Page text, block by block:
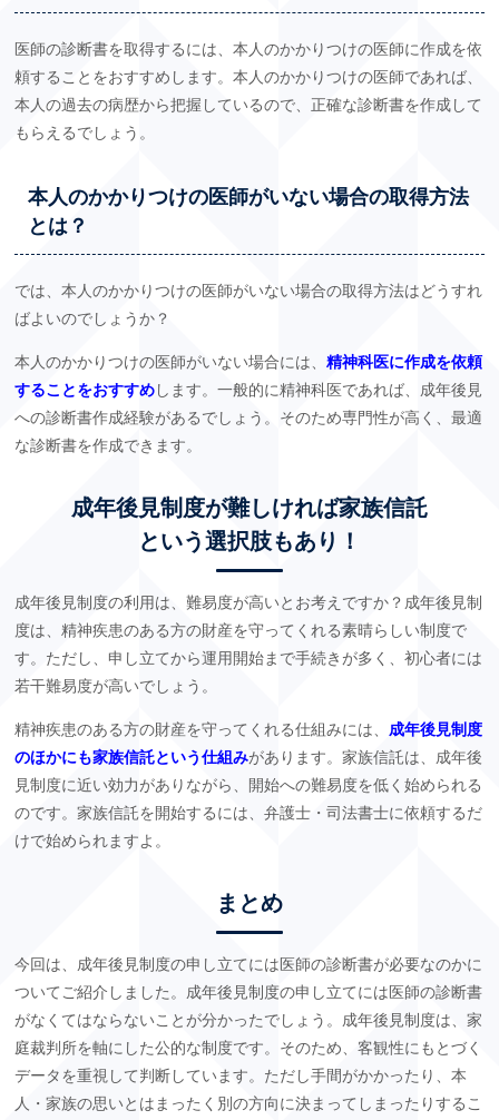
医師の診断書を取得するには、本人のかかりつけの医師に作成を依
頼することをおすすめします。本人のかかりつけの医師であれば、
本人の過去の病歴から把握しているので、正確な診断書を作成して
もらえるでしょう。
本人のかかりつけの医師がいない場合の取得方法
とは？
では、本人のかかりつけの医師がいない場合の取得方法はどうすれ
ばよいのでしょうか？
本人のかかりつけの医師がいない場合には、精神科医に作成を依頼
することをおすすめします。一般的に精神科医であれば、成年後見
への診断書作成経験があるでしょう。そのため専門性が高く、最適
な診断書を作成できます。
成年後見制度が難しければ家族信託
という選択肢もあり！
成年後見制度の利用は、難易度が高いとお考えですか？成年後見制
度は、精神疾患のある方の財産を守ってくれる素晴らしい制度で
す。ただし、申し立てから運用開始まで手続きが多く、初心者には
若干難易度が高いでしょう。
精神疾患のある方の財産を守ってくれる仕組みには、 成年後見制度
のほかにも家族信託という仕組みがあります。家族信託は、成年後
見制度に近い効力がありながら、開始への難易度を低く始められる
のです。家族信託を開始するには、弁護士・司法書士に依頼するだ
けで始められますよ。
まとめ
今回は、成年後見制度の申し立てには医師の診断書が必要なのかに
ついてご紹介しました。成年後見制度の申し立てには医師の診断書
がなくてはならないことが分かったでしょう。成年後見制度は、家
庭裁判所を軸にした公的な制度です。そのため、客観性にもとづく
データを重視して判断しています。ただし手間がかかったり、本
人・家族の思いとはまったく別の方向に決まってしまったりするこ